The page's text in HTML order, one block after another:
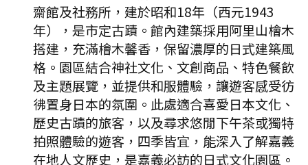
齋館及社務所，建於昭和18年（西元1943
年），是市定古蹟。館內建築採用阿里山檜木
搭建，充滿檜木馨香，保留濃厚的日式建築風
格。園區結合神社文化、文創商品、特色餐飲
及主題展覽，並提供和服體驗，讓遊客感受彷
彿置身日本的氛圍。此處適合喜愛日本文化、
歷史古蹟的旅客，以及尋求悠閒下午茶或獨特
拍照體驗的遊客，四季皆宜，能深入了解嘉義
在地人文歷史，是嘉義必訪的日式文化園區。